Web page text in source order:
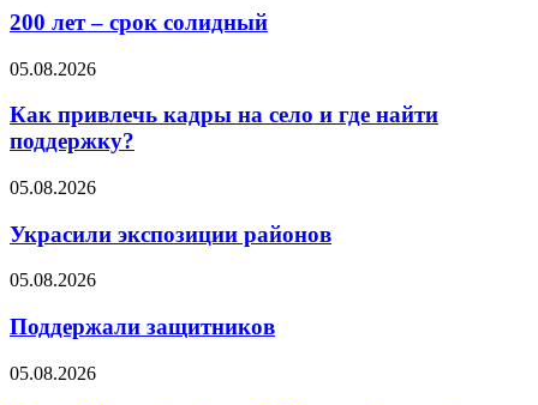
200 лет – срок солидный
05.08.2026
Как привлечь кадры на село и где найти
поддержку?
05.08.2026
Украсили экспозиции районов
05.08.2026
Поддержали защитников
05.08.2026